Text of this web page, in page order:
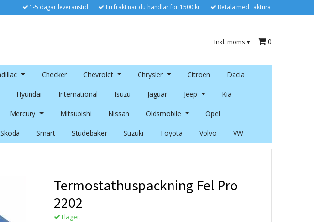
1-5 dagar leveranstid Fri frakt när du handlar för 1500 kr Betala med Faktura
Inkl. moms ▾ 0
Checker Chevrolet Chrysler Citroen Dacia
Hyundai International Isuzu Jaguar Jeep Kia
Mercury Mitsubishi Nissan Oldsmobile Opel
Skoda Smart Studebaker Suzuki Toyota Volvo VW
Termostathuspackning Fel Pro
2202
I lager.